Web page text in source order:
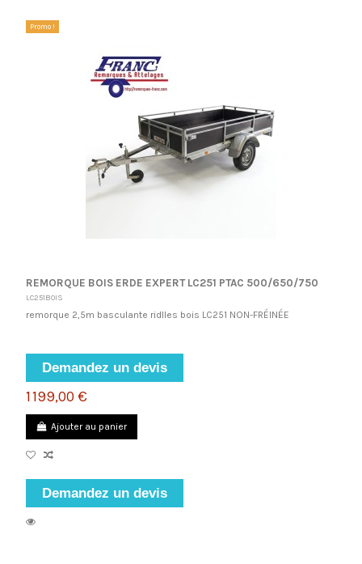
Promo !
REMORQUE BOIS ERDE EXPERT LC251 PTAC 500/650/750
LC251BOIS
remorque 2,5m basculante ridlles bois LC251 NON-FRÉINÉE
Demandez un devis
1 199,00 €
Ajouter au panier
Demandez un devis